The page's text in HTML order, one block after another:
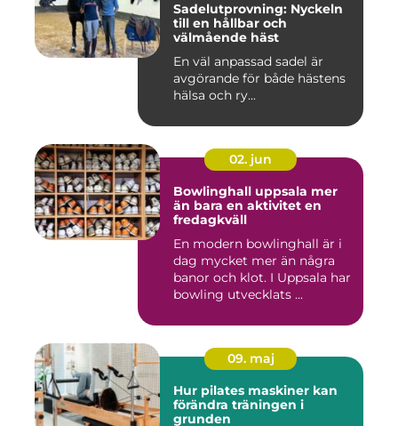
Sadelutprovning: Nyckeln
till en hållbar och
välmående häst
En väl anpassad sadel är
avgörande för både hästens
hälsa och ry...
02. jun
Bowlinghall uppsala mer
än bara en aktivitet en
fredagkväll
En modern bowlinghall är i
dag mycket mer än några
banor och klot. I Uppsala har
bowling utvecklats ...
09. maj
Hur pilates maskiner kan
förändra träningen i
grunden